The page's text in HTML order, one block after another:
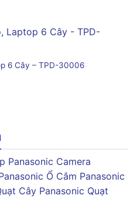
6 Cây – TPD-30006
Panasonic Camera
Ổ Cắm Panasonic
Cây Panasonic Quạt